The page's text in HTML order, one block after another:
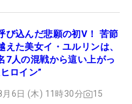
び込んだ悲願の初V！ 苦節
えた美女イ・ユルリンは、
7人の混戦から這い上がっ
ロイン”
6日 (木) 11時30分 15